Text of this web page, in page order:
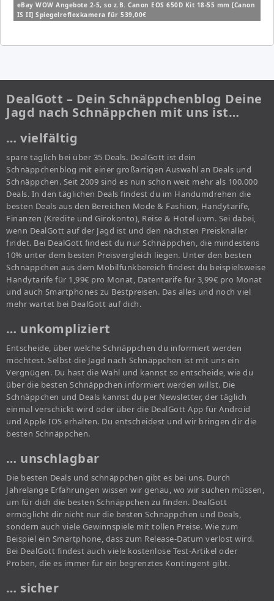
eBay WOW Angebote 2-5, so z.B. Canon EOS 650D Kit 18-55 mm [Canon
IS II] Spiegelreflexkamera für 539,00€
DealGott – Dein Schnäppchenblog Deine
Jagd nach Schnäppchen mit uns ist…
… vielfältig
spare täglich bei über 35 Deals. DealGott ist dein
Schnäppchenblog mit einer großartigen Auswahl an Deals und
Schnäppchen. Seit 2009 sind es nun schon weit mehr als 100.000
Deals. In den täglichen Deals findest du im Handumdrehen die
besten Deals aus den Bereichen Mode & Fashion, Handytarife,
Finanzen (Kredite und Girokonto), Reise & Hotel uvm. Sei dabei,
wenn DealGott auf der Jagd ist und den nächsten Preisknaller
findet. Bei DealGott findest du nur Schnäppchen, die mindestens
10% unter dem besten Preisvergleich liegen. Unter den besten
Schnäppchen aus dem Mobilfunkbereich findest du beispielsweise
Handytarife für 1,99€ pro Monat, Datentarife für 3,99€ pro Monat
und auch Smartphones zu Bestpreisen. Das alles und noch viel
mehr wartet bei DealGott auf dich.
… unkompliziert
Entscheide, über welche Schnäppchen du informiert werden
möchtest. Selbst die Jagd nach Schnäppchen ist mit uns ein
Vergnügen. Du hast die Wahl und kannst so entscheide, wie du
über die besten Schnäppchen informiert werden willst. Die
Schnäppchen und Deals kannst du per Newsletter, der täglich
einmal verschickt wird oder über die DealGott App für Android
und Apple IOS erhalten. Du entscheidest und wir bringen dir die
besten Schnäppchen.
… unschlagbar
Die besten Deals und schnäppchen gibt es bei uns. Durch
Jahrelange Erfahrungen wissen wir genau, wo wir suchen müssen,
um für dich die besten Schnäppchen zu finden. DealGott
ermöglicht dir nicht nur die besten Schnäppchen und Deals,
sondern auch viele Gewinnspiele mit tollen Preise. Wie zum
Beispiel ein Smartphone, dass zum Release-Datum verlost wird.
Bei DealGott findest auch viele kostenlose Test-Artikel oder
Proben, die es immer für ein begrenztes Kontingent gibt.
… sicher